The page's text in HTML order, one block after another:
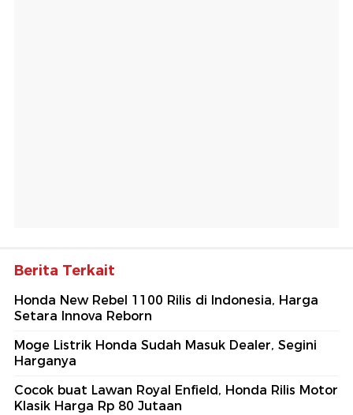
Berita Terkait
Honda New Rebel 1100 Rilis di Indonesia, Harga
Setara Innova Reborn
Moge Listrik Honda Sudah Masuk Dealer, Segini
Harganya
Cocok buat Lawan Royal Enfield, Honda Rilis Motor
Klasik Harga Rp 80 Jutaan